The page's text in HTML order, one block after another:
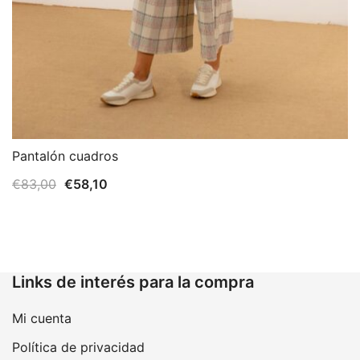
Pantalón cuadros
€83,00 El
€58,10
Links de interés para la compra
Mi cuenta
Política de privacidad